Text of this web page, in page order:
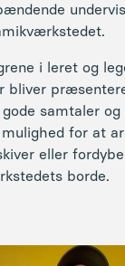
i leret og
bliver
samtaler
for at
eller
borde.